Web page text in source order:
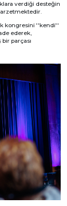
verdiği desteğin
kongresini ''kendi''
ederek,
parçası